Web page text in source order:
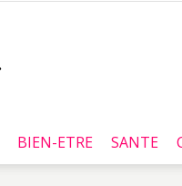
BIEN-ETRE SANTE